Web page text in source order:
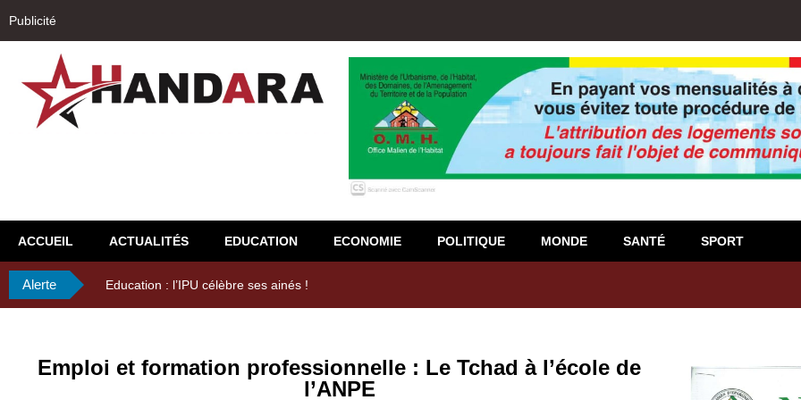
Publicité
ACCUEIL ACTUALITÉS EDUCATION ECONOMIE POLITIQUE MONDE SANTÉ SPORT
Alerte 29ème Assemblée Générale Ordinaire de l’Union Nyèsigiso : L’encours total des dépôts des membres passé de 18
Emploi et formation professionnelle : Le Tchad à l’école de
l’ANPE